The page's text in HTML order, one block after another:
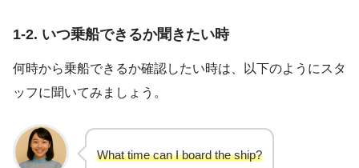
1-2. いつ乗船できるか聞きたい時
何時から乗船できるか確認したい時は、以下のようにスタ
ッフに聞いてみましょう。
What time can I board the ship?